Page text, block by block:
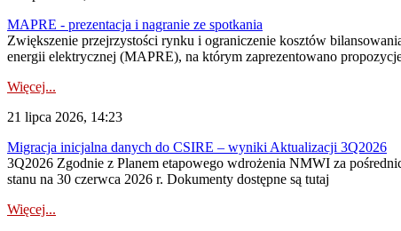
MAPRE - prezentacja i nagranie ze spotkania
Zwiększenie przejrzystości rynku i ograniczenie kosztów
energii elektrycznej (MAPRE), na którym zaprezentowano
Więcej...
21 lipca 2026, 14:23
Migracja inicjalna danych do CSIRE – wyniki Aktualizacji 3Q2026
3Q2026 Zgodnie z Planem etapowego wdrożenia NMWI za
stanu na 30 czerwca 2026 r. Dokumenty dostępne są tutaj
Więcej...